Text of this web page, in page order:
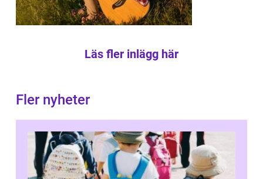
Läs fler inlägg här
Fler nyheter